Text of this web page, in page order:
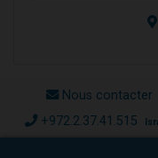
Nous contacter
+972.2.37.41.515